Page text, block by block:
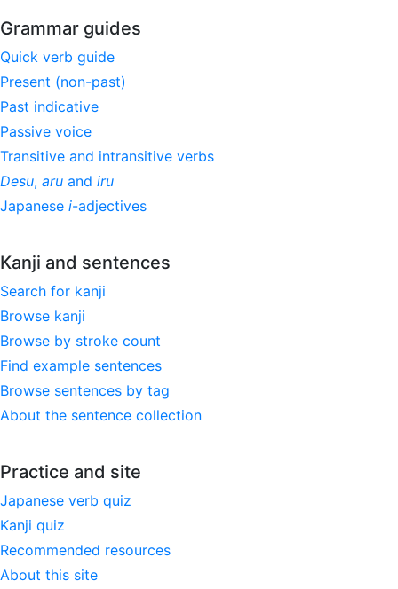
Grammar guides
Quick verb guide
Present (non-past)
Past indicative
Passive voice
Transitive and intransitive verbs
Desu, aru and iru
Japanese i-adjectives
Kanji and sentences
Search for kanji
Browse kanji
Browse by stroke count
Find example sentences
Browse sentences by tag
About the sentence collection
Practice and site
Japanese verb quiz
Kanji quiz
Recommended resources
About this site